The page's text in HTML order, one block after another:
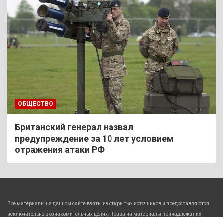
ОБЩЕСТВО
Британский генерал назвал
предупреждение за 10 лет условием
отражения атаки РФ
Все материалы на данном сайте взяты из открытых источников и предоставляются
исключительно в ознакомительных целях. Права на материалы принадлежат их